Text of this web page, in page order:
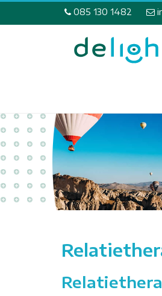
085 130 1482